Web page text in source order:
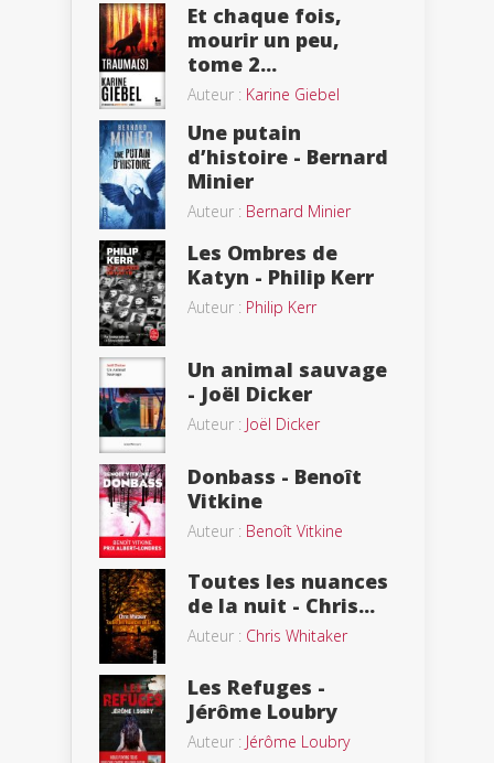
Et chaque fois,
mourir un peu,
tome 2...
Auteur : Karine Giebel
Une putain
d’histoire - Bernard
Minier
Auteur : Bernard Minier
Les Ombres de
Katyn - Philip Kerr
Auteur : Philip Kerr
Un animal sauvage
- Joël Dicker
Auteur : Joël Dicker
Donbass - Benoît
Vitkine
Auteur : Benoît Vitkine
Toutes les nuances
de la nuit - Chris...
Auteur : Chris Whitaker
Les Refuges -
Jérôme Loubry
Auteur : Jérôme Loubry